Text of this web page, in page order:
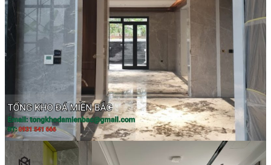
Đá Ốp Cột
Đá Ốp Mộ
Đá Ốp Thang Máy
Đá Ốp Bàn Bếp Nhân Tạo
Đá Ốp Bếp Tự Nhiên
Tranh đá
Tranh Đá Granite Đối Xứng
Tranh Đá Marble Đối Xứng
Tranh Đá Sơn Thủy Xuyên Sáng
Tranh Đá Thạch Anh Đối Xứng
Tranh Đá Xuyên Sáng Onyx
Vách Tivi ỐP Đá Cao Cấp
Đá Nhân Tạo